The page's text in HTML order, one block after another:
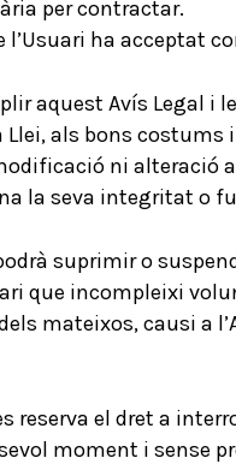
per contractar.
ha acceptat
aquest Avís Legal
als bons
ni alteració
la seva integritat o
podrà suprimir o
que incompleixi
causi a
es reserva el dret a
moment i sense